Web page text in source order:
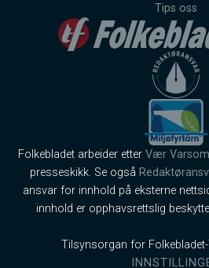
Tips oss
Folkebladet arbeider etter Vær
presseskikk. Se også
ansvar for innhold på eksterne
innhold er opphavsrettslig
Tilsynsorgan for